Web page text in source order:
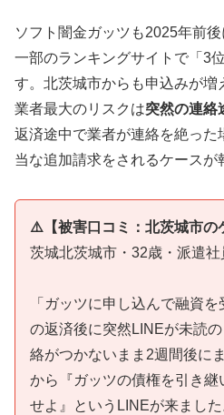
ソフト闇金ガッツも2025年前後
一部のランキングサイトで「3
す。北茨城市からも申込みが増
業者最大のリスクは突然の連絡
返済途中で業者が連絡を絶った
当な追加請求をされるケースが
⚠️【被害口コミ：北茨城市の
茨城北茨城市・32歳・派遣社
「ガッツに申し込んで融資
の返済後に突然LINEが未読
絡がつかないまま2週間後に
から『ガッツの債権を引き継
せよ』というLINEが来まし